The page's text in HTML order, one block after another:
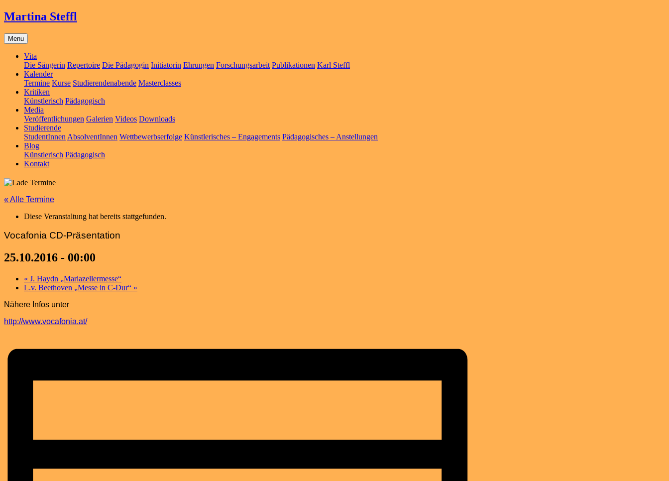
Martina Steffl
Menu
Vita
Die Sängerin Repertoire Die Pädagogin Initiatorin Ehrungen Forschungsarbeit Publikationen Karl Steffl
Kalender
Termine Kurse Studierendenabende Masterclasses
Kritiken
Künstlerisch Pädagogisch
Media
Veröffentlichungen Galerien Videos Downloads
Studierende
StudentInnen AbsolventInnen Wettbewerbserfolge Künstlerisches – Engagements Pädagogisches – Anstellungen
Blog
Künstlerisch Pädagogisch
Kontakt
« Alle Termine
Diese Veranstaltung hat bereits stattgefunden.
Vocafonia CD-Präsentation
25.10.2016 - 00:00
« J. Haydn „Mariazellermesse“
L.v. Beethoven „Messe in C-Dur“ »
Nähere Infos unter
http://www.vocafonia.at/